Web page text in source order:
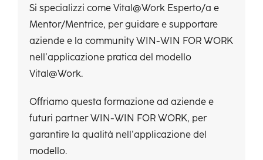
Si specializzi comeVital@Work Esperto/a e
Mentor/Mentrice, per guidare e supportare
aziende e la community WIN-WIN FOR WORK
nell’applicazione pratica del modello
Vital@Work.
Offriamo questa formazione ad aziende e
futuri partner WIN-WIN FOR WORK, per
garantire la qualità nell’applicazione del
modello.